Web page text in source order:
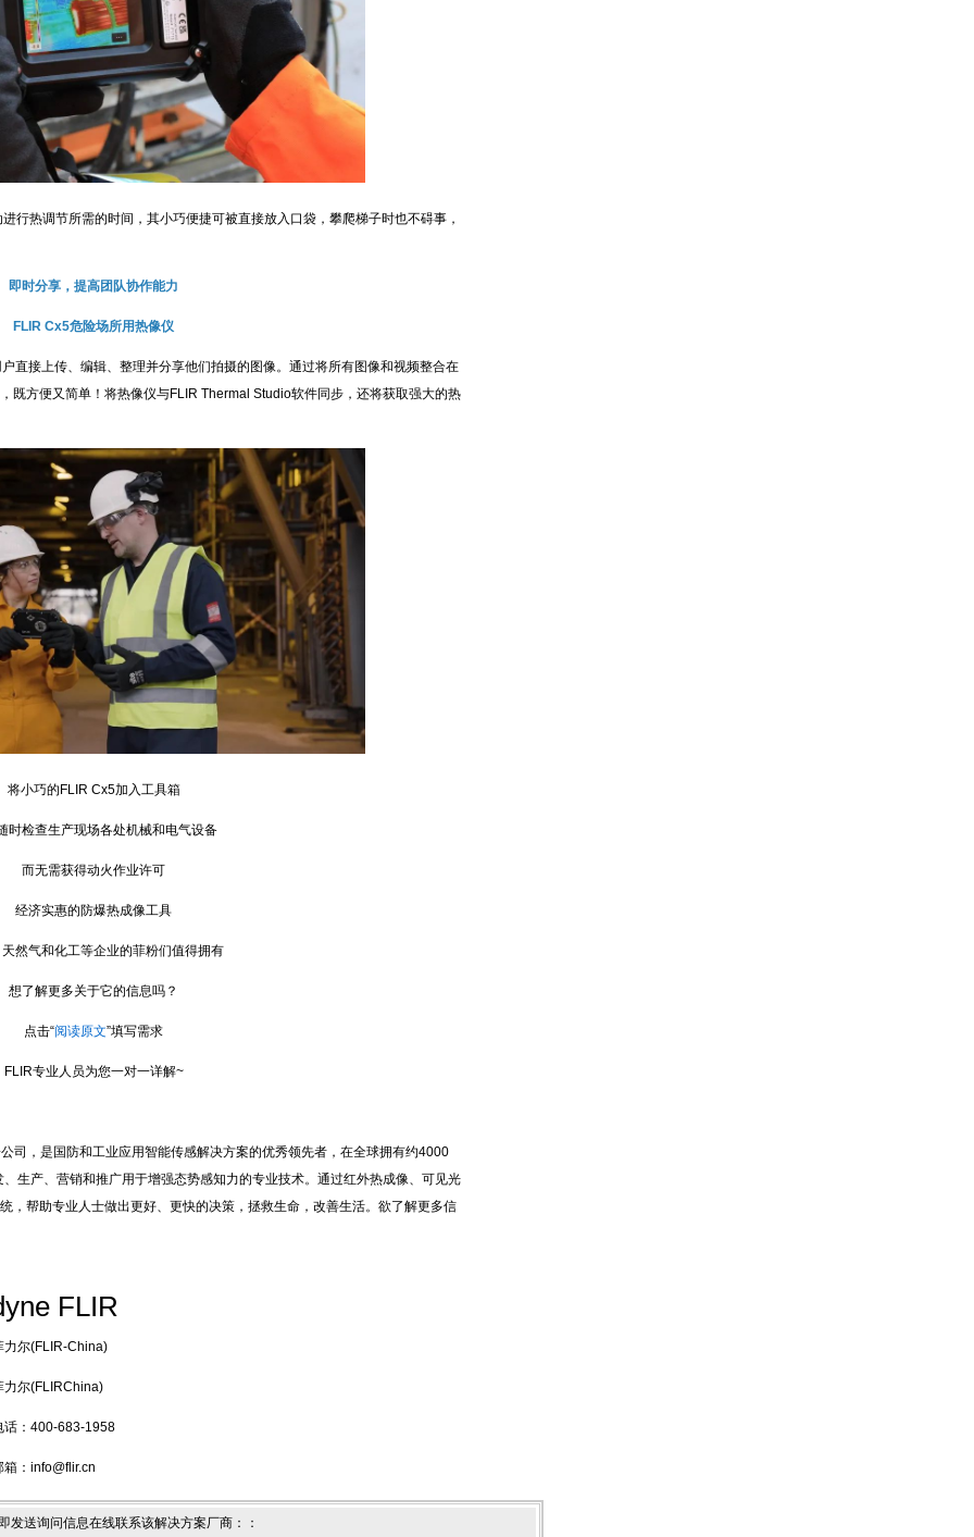
热调节所需的时间，其小巧便捷可被直接放入口袋，攀爬梯子时也不碍事，
即时分享，提高团队协作能力
Cx5危险场所用热像仪
接上传、编辑、整理并分享他们拍摄的图像。通过将所有图像和视频整合在
既方便又简单！将热像仪与FLIR Thermal Studio软件同步，还将获取强大的热
巧的FLIR Cx5加入工具箱
查生产现场各处机械和电气设备
无需获得动火作业许可
济实惠的防爆热成像工具
气和化工等企业的菲粉们值得拥有
解更多关于它的信息吗？
击“阅读原文”填写需求
专业人员为您一对一详解~
，是国防和工业应用智能传感解决方案的优秀领先者，在全球拥有约4000
生产、营销和推广用于增强态势感知力的专业技术。通过红外热成像、可见光
，帮助专业人士做出更好、更快的决策，拯救生命，改善生活。欲了解更多信
FLIR
力尔(FLIR-China)
力尔(FLIRChina)
话：400-683-1958
箱：info@flir.cn
发送询问信息在线联系该解决方案厂商： ：